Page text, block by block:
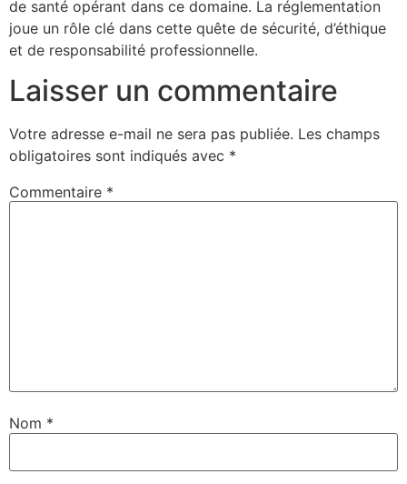
de santé opérant dans ce domaine. La réglementation
joue un rôle clé dans cette quête de sécurité, d’éthique
et de responsabilité professionnelle.
Laisser un commentaire
Votre adresse e-mail ne sera pas publiée. Les champs
obligatoires sont indiqués avec *
Commentaire *
Nom *